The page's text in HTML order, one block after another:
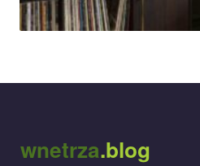
wnetrza.blog